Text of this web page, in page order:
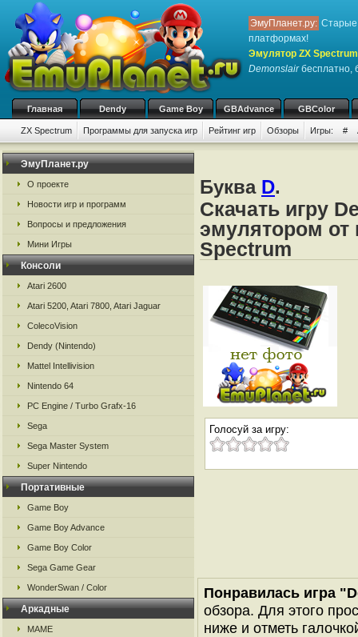
ЭмуПланет.ру: Старые
платформах!
Эмулятор ZX
Demonslairбесплатно,
Главная Dendy Game Boy GBAdvance GBColor
ZX Spectrum Программы для запуска игр Рейтинг игр Обзоры Игры: #
ЭмуПланет.ру
О проекте
Новости игр и программ
Вопросы и предложения
Мини Игры
Консоли
Atari 2600
Atari 5200, Atari 7800, Atari Jaguar
ColecoVision
Dendy (Nintendo)
Mattel Intellivision
Nintendo 64
PC Engine / Turbo Grafx-16
Sega
Sega Master System
Super Nintendo
Портативные
Game Boy
Game Boy Advance
Game Boy Color
Sega Game Gear
WonderSwan / Color
Аркадные
MAME
Буква D.
Скачать игру
эмулятором от
Spectrum
Голосуй за игру:
Понравилась игра
обзора. Для этого
ниже и отметь